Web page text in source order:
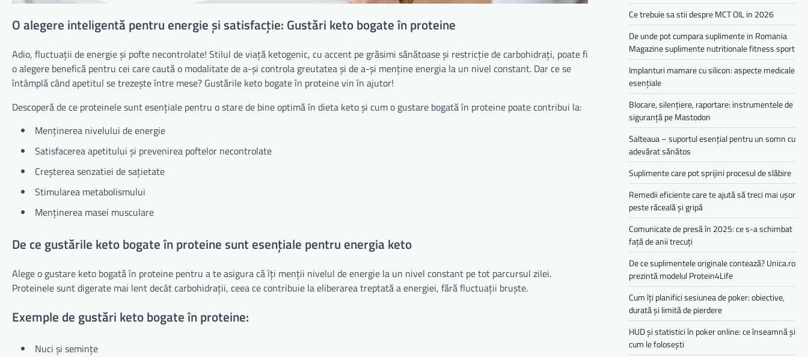
O alegere inteligentă pentru energie și satisfacție: Gustări keto bogate în proteine
Adio, fluctuații de energie și pofte necontrolate! Stilul de viață ketogenic, cu accent pe grăsimi sănătoase și restricție de carbohidrați, poate fi
o alegere benefică pentru cei care caută o modalitate de a-și controla greutatea și de a-și menține energia la un nivel constant. Dar ce se
întâmplă când apetitul se trezește între mese? Gustările keto bogate în proteine vin în ajutor!
Descoperă de ce proteinele sunt esențiale pentru o stare de bine optimă în dieta keto și cum o gustare bogată în proteine poate contribui la:
Menținerea nivelului de energie
Satisfacerea apetitului și prevenirea poftelor necontrolate
Creșterea senzatiei de sațietate
Stimularea metabolismului
Menținerea masei musculare
De ce gustările keto bogate în proteine sunt esențiale pentru energia keto
Alege o gustare keto bogată în proteine pentru a te asigura că îți menții nivelul de energie la un nivel constant pe tot parcursul zilei.
Proteinele sunt digerate mai lent decât carbohidrații, ceea ce contribuie la eliberarea treptată a energiei, fără fluctuații bruște.
Exemple de gustări keto bogate în proteine:
Nuci și semințe
Ce trebuie sa stii despre MCT OIL in 2026
De unde pot cumpara suplimente in Romania
Magazine suplimente nutritionale fitness sport
Implanturi mamare cu silicon: aspecte medicale
esențiale
Blocare, silențiere, raportare: instrumentele de
siguranță pe Mastodon
Salteaua – suportul esențial pentru un somn cu
adevărat sănătos
Suplimente care pot sprijini procesul de slăbire
Remedii eficiente care te ajută să treci mai ușor
peste răceală și gripă
Comunicate de presă în 2025: ce s-a schimbat
față de anii trecuți
De ce suplimentele originale contează? Unica.ro
prezintă modelul Protein4Life
Cum îți planifici sesiunea de poker: obiective,
durată și limită de pierdere
HUD și statistici în poker online: ce înseamnă și
cum le folosești